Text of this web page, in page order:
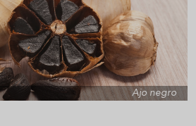
Ajo negro